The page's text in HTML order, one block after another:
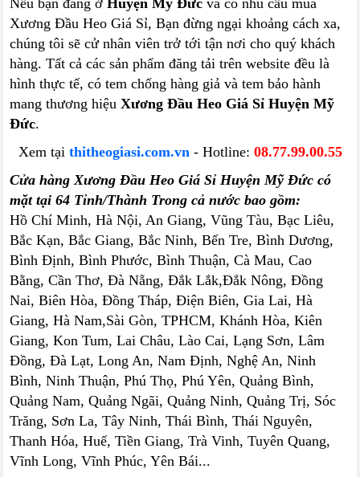
Nếu bạn đang ởHuyện Mỹ Đức và có nhu cầu mua
Xương Đầu Heo Giá Sỉ, Bạn đừng ngại khoảng cách xa,
chúng tôi sẽ cử nhân viên trở tới tận nơi cho quý khách
hàng. Tất cả các sản phẩm đăng tải trên website đều là
hình thực tế, có tem chống hàng giả và tem bảo hành
mang thương hiệuXương Đầu Heo Giá Sỉ Huyện Mỹ
Đức.
Xem tại thitheogiasi.com.vn- Hotline: 08.77.99.00.55
Cửa hàng Xương Đầu Heo Giá Sỉ Huyện Mỹ Đức có
mặt tại 64 Tỉnh/Thành Trong cả nước bao gồm:
Hồ Chí Minh, Hà Nội, An Giang, Vũng Tàu, Bạc Liêu,
Bắc Kạn, Bắc Giang, Bắc Ninh, Bến Tre, Bình Dương,
Bình Định, Bình Phước, Bình Thuận, Cà Mau, Cao
Bằng, Cần Thơ, Đà Nẵng, Đắk Lắk,Đắk Nông, Đồng
Nai, Biên Hòa, Đồng Tháp, Điện Biên, Gia Lai, Hà
Giang, Hà Nam,Sài Gòn, TPHCM, Khánh Hòa, Kiên
Giang, Kon Tum, Lai Châu, Lào Cai, Lạng Sơn, Lâm
Đồng, Đà Lạt, Long An, Nam Định, Nghệ An, Ninh
Bình, Ninh Thuận, Phú Thọ, Phú Yên, Quảng Bình,
Quảng Nam, Quảng Ngãi, Quảng Ninh, Quảng Trị, Sóc
Trăng, Sơn La, Tây Ninh, Thái Bình, Thái Nguyên,
Thanh Hóa, Huế, Tiền Giang, Trà Vinh, Tuyên Quang,
Vĩnh Long, Vĩnh Phúc, Yên Bái...